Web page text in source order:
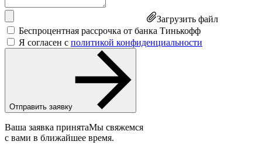
Загрузить файл
Беспроцентная рассрочка от банка Тинькофф
Я согласен с политикой конфиденциальности
Отправить заявку
Ваша заявка принятаМы свяжемся
с вами в ближайшее время.